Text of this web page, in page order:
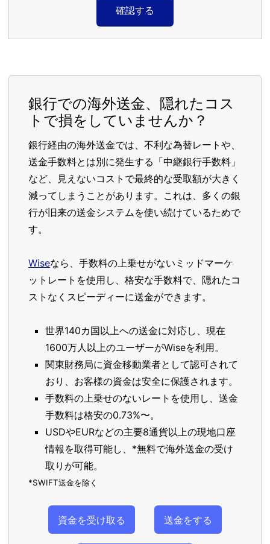
確認する
銀行での海外送金、隠れたコス
トで損をしていませんか？
銀行経由の海外送金では、不利な為替レートや、
送金手数料とは別に発生する「中継銀行手数料」
など、見えないコストで最終的な受取額が大きく
減ってしまうことがあります。これは、多くの銀
行が旧来の送金システムを使い続けているためで
す。
Wiseなら、手数料の上乗せがないミッドマーケ
ットレートを使用し、格安な手数料で、隠れたコ
ストなくスピーディーに送金ができます。
世界140カ国以上への送金に対応し、現在
1600万人以上のユーザーがWiseを利用。
関東財務局に資金移動業者として認可されて
おり、お客様の資金は安全に保護されます。
手数料の上乗せのないレートを使用し、送金
手数料は格安の0.73%〜。
USDやEURなどの主要8通貨以上の現地口座
情報を取得可能し、*無料で海外送金の受け
取りが可能。
*SWIFT送金を除く
資金を受け取る 送金をする